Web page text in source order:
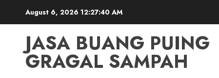
August 6, 2026 12:27:41 AM
JASA BUANG PUING
GRAGAL SAMPAH